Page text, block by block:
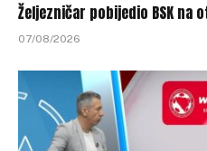
Željezničar pobijedio BSK na
07/08/2026